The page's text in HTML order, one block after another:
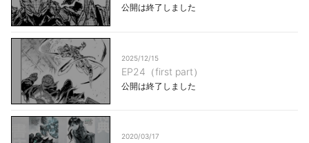
公開は終了しました
2025/12/15
EP24（first part）
公開は終了しました
2020/03/17